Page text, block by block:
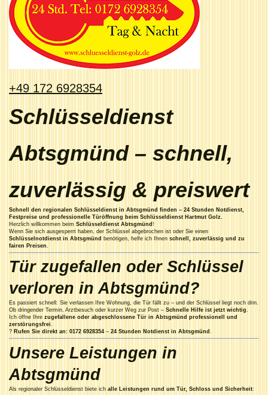
+49 172 6928354
Schlüsseldienst
Abtsgmünd – schnell,
zuverlässig & preiswert
Schnell den regionalen Schlüsseldienst in Abtsgmünd finden – 24 Stunden Notdienst,
Festpreise und professionelle Türöffnung beim Schlüsseldienst Hartmut Golz.
Herzlich willkommen beim Schlüsseldienst Abtsgmünd !
Wenn Sie sich ausgesperrt haben, der Schlüssel abgebrochen ist oder Sie einen
Schlüsselnotdienst in Abtsgmünd benötigen, helfe ich Ihnen schnell, zuverlässig und zu
fairen Preisen.
Tür zugefallen oder Schlüssel
verloren in Abtsgmünd?
Es passiert schnell: Sie verlassen Ihre Wohnung, die Tür fällt zu – und der Schlüssel liegt noch drin.
Ob dringender Termin, Arztbesuch oder kurzer Weg zur Post – Schnelle Hilfe ist jetzt wichtig.
Ich öffne Ihre zugefallene oder abgeschlossene Tür in Abtsgmünd professionell und
zerstörungsfrei.
? Rufen Sie direkt an: 0172 6928354 – 24 Stunden Notdienst in Abtsgmünd .
Unsere Leistungen in
Abtsgmünd
Als regionaler Schlüsseldienst biete ich alle Leistungen rund um Tür, Schloss und Sicherheit: